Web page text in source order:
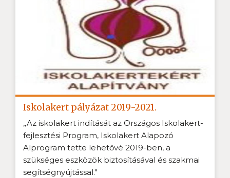
Iskolakert pályázat 2019-2021.
„Az iskolakert indítását az Országos Iskolakert-
fejlesztési Program, Iskolakert Alapozó
Alprogram tette lehetővé 2019-ben, a
szükséges eszközök biztosításával és szakmai
segítségnyújtással."